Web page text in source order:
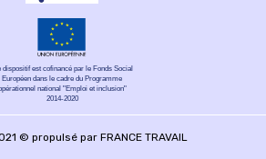
dispositif est cofinancé par le Fonds Social
Européen dans le cadre du Programme
national "Emploi et inclusion"
2014-2020
© propulsé par FRANCE TRAVAIL